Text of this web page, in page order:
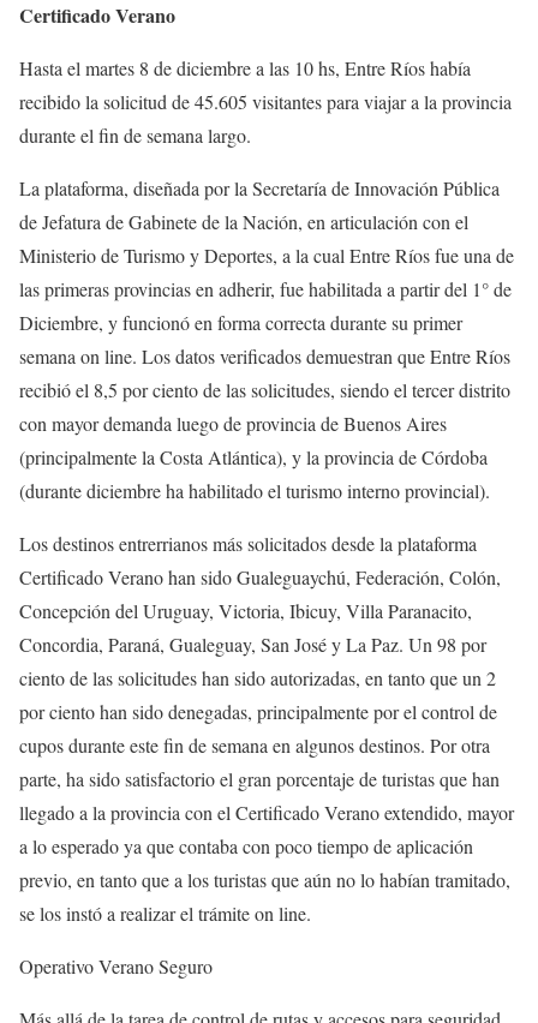
Certificado Verano
Hasta el martes 8 de diciembre a las 10 hs, Entre Ríos había
recibido la solicitud de 45.605 visitantes para viajar a la provincia
durante el fin de semana largo.
La plataforma, diseñada por la Secretaría de Innovación Pública
de Jefatura de Gabinete de la Nación, en articulación con el
Ministerio de Turismo y Deportes, a la cual Entre Ríos fue una de
las primeras provincias en adherir, fue habilitada a partir del 1° de
Diciembre, y funcionó en forma correcta durante su primer
semana on line. Los datos verificados demuestran que Entre Ríos
recibió el 8,5 por ciento de las solicitudes, siendo el tercer distrito
con mayor demanda luego de provincia de Buenos Aires
(principalmente la Costa Atlántica), y la provincia de Córdoba
(durante diciembre ha habilitado el turismo interno provincial).
Los destinos entrerrianos más solicitados desde la plataforma
Certificado Verano han sido Gualeguaychú, Federación, Colón,
Concepción del Uruguay, Victoria, Ibicuy, Villa Paranacito,
Concordia, Paraná, Gualeguay, San José y La Paz. Un 98 por
ciento de las solicitudes han sido autorizadas, en tanto que un 2
por ciento han sido denegadas, principalmente por el control de
cupos durante este fin de semana en algunos destinos. Por otra
parte, ha sido satisfactorio el gran porcentaje de turistas que han
llegado a la provincia con el Certificado Verano extendido, mayor
a lo esperado ya que contaba con poco tiempo de aplicación
previo, en tanto que a los turistas que aún no lo habían tramitado,
se los instó a realizar el trámite on line.
Operativo Verano Seguro